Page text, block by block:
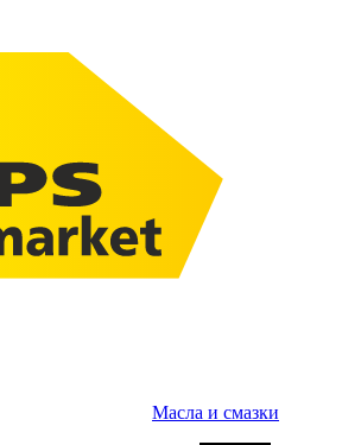
Масла и смазки